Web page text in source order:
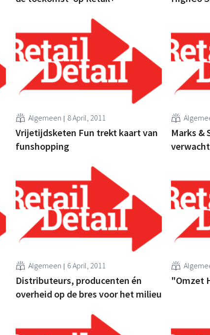
Algemeen 8 April, 2011
Vrijetijdsketen Fun trekt kaart van
funshopping
Marks &
Algemeen 6 April, 2011
Distributeurs, producenten én
overheid op de bres voor het milieu
"Omzet